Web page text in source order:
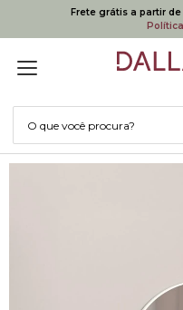
Frete grátis a partir de